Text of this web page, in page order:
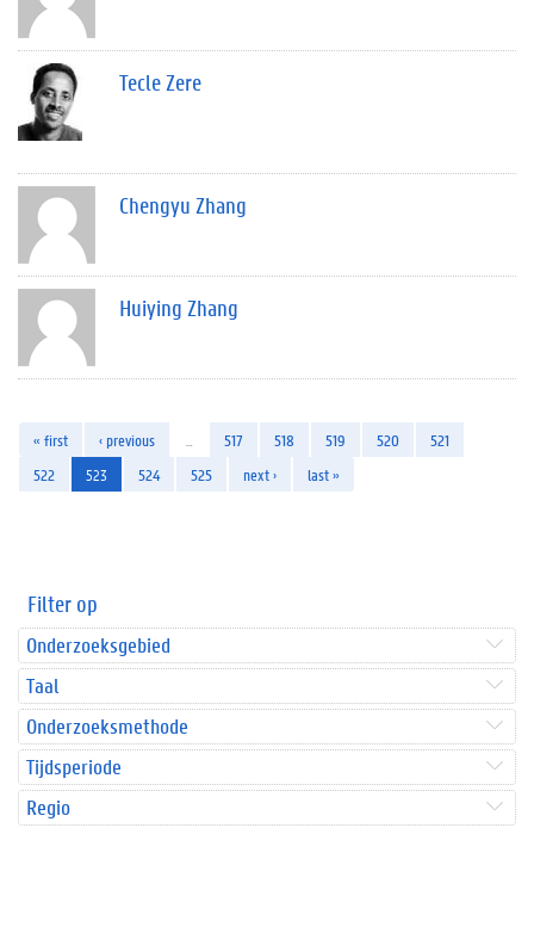
Tecle Zere
Chengyu Zhang
Huiying Zhang
« first ‹ previous 517 518 519 520
521
522
523 524 525 next › last »
Filter op
Onderzoeksgebied
Taal
Onderzoeksmethode
Tijdsperiode
Regio